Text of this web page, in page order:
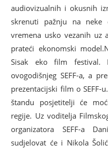
audiovizualnih i okusnih
skrenuti pažnju na neke
vremena usko vezanih uz
prateći ekonomski model.
Sisak eko film
ovogodišnjeg SEFF-a, a
prezentacijski film o SEFF-
štandu posjetitelji će
regije. Uz voditelja
organizatora SEFF-a
sudjelovat će i Nikola